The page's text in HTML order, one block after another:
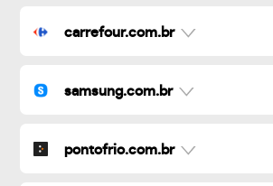
carrefour.com.br
samsung.com.br
pontofrio.com.br